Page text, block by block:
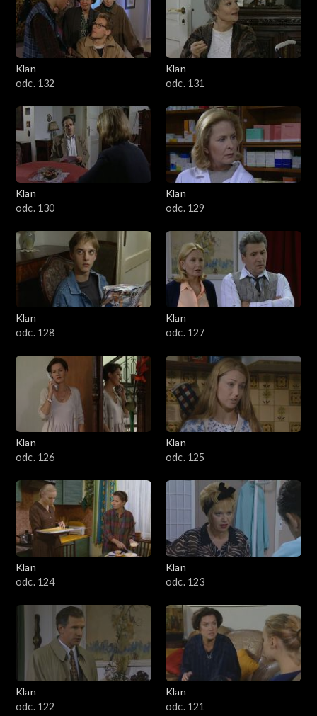
Klan
odc. 132
Klan
odc. 131
Klan
odc. 130
Klan
odc. 129
Klan
odc. 128
Klan
odc. 127
Klan
odc. 126
Klan
odc. 125
Klan
odc. 124
Klan
odc. 123
Klan
odc. 122
Klan
odc. 121